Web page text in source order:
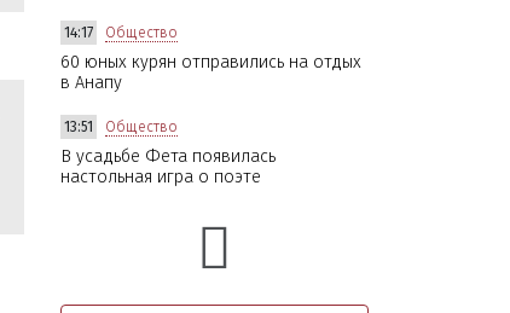
14:17 Общество
60 юных курян отправились на отдых
в Анапу
13:51 Общество
В усадьбе Фета появилась
настольная игра о поэте